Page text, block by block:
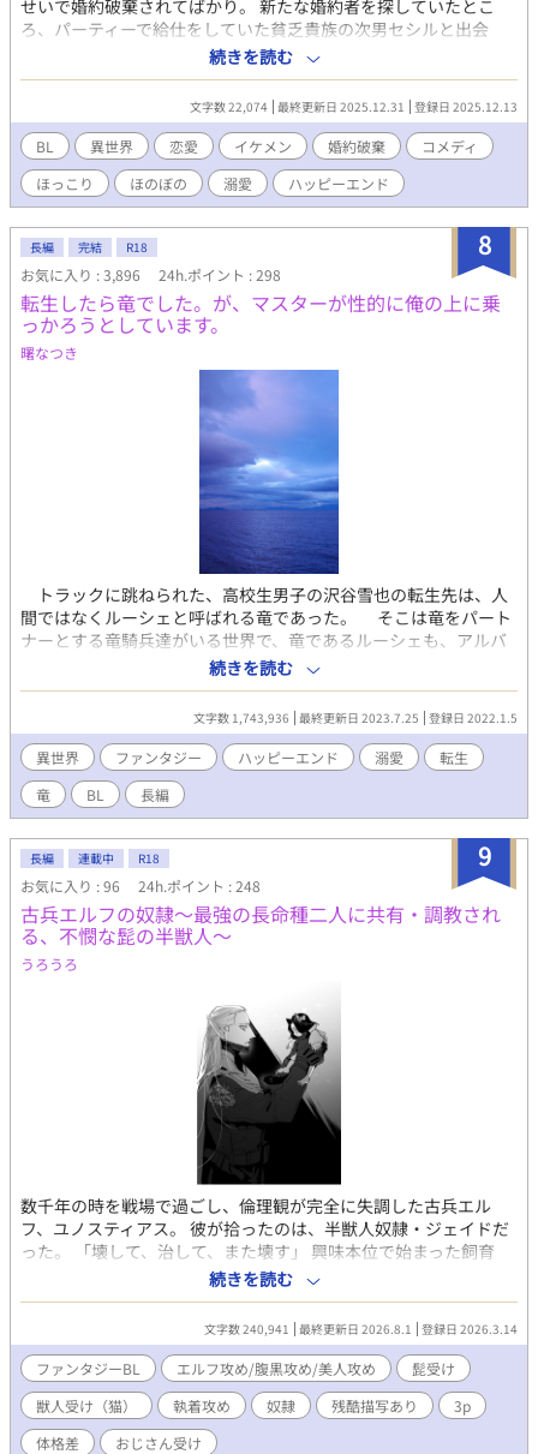
せいで婚約破棄されてばかり。 新たな婚約者を探していたとこ
ろ、パーティーで給仕をしていた貧乏貴族の次男セシルと出会
い、一目惚れしてしまう。 しかし、恋愛偏差値がほぼ０のオーデ
ィスのアプローチは空回りするわ、前婚約者のフランチェスカの
邪魔が入るわとセシルとの距離は縮まったり遠ざかったり…？ 冷
徹だったはずなのに溺愛まっしぐらのオーディスと元気だけどお
っちょこちょいなセシルのドタバタラブコメです。
続きを読む
文字数 22,074 最終更新日 2025.12.31 登録日 2025.12.13
BL 異世界 恋愛 イケメン 婚約破棄
コメディ
ほっこり
ほのぼの 溺愛 ハッピーエンド
8
長編 完結 R18
お気に入り : 3,896 24h.ポイント : 298
転生したら竜でした。が、マスターが性的に俺の上に乗
っかろうとしています。
曙なつき
トラックに跳ねられた、高校生男子の沢谷雪也の転生先は、人
間ではなくルーシェと呼ばれる竜であった。 そこは竜をパート
ナーとする竜騎兵達がいる世界で、竜であるルーシェも、アルバ
ート王子をマスターとした。 これは、アルバート王子とルーシ
ェのまったりほのぼの生活の物語です(シリアスシーンもあり)。相
愛ハッピーエンド。 アルバート(王子である竜騎兵)×ルーシェ
(人化ありの竜。転生者) R18ですが、結ばれるまで先が長い
です。 ※2022年10月に本編は完結済み。以降は外伝を掲載して
います。外伝は、主人公以外の登場人物が、主人公になっている
ものもあります。ご留意ください。 ※外伝には外伝主人公の抱
卵シーンなどがあります。ご注意下さい。
続きを読む
文字数 1,743,936 最終更新日 2023.7.25 登録日 2022.1.5
異世界 ファンタジー ハッピーエンド 溺愛
転生
竜
BL 長編
9
長編 連載中 R18
お気に入り : 96 24h.ポイント : 248
古兵エルフの奴隷～最強の長命種二人に共有・調教され
る、不憫な髭の半獣人～
うろうろ
数千年の時を戦場で過ごし、倫理観が完全に失調した古兵エル
フ、ユノスティアス。 彼が拾ったのは、半獣人奴隷・ジェイドだ
った。 「壊して、治して、また壊す」 興味本位で始まった飼育
は、やがて戦友であるもう一人の古兵エルフのランティスドール
をも巻き込み、歪な共有生活へと変貌していく。 【属性・要素】
・最強エルフ攻め×2 ✕ 髭の半獣人受け ・倫理観ゼロ。調教と執
着と歪んだ溺愛 ・※無理やり、軽微のスカトロ、流血、残酷表現
を含みます。 ・別作『最強の狂紳士冒険者は〜』のスターシステ
ム採用ですが、未読でも全く問題ありません。 ※直接的な性描写
有る回には＊有り。 ※現在まったり更新中 続きが気になる方は、
ぜひ『お気に入り』で生存確認を
続きを読む
文字数 240,941 最終更新日 2026.8.1 登録日 2026.3.14
ファンタジーBL エルフ攻め/腹黒攻め/美人攻め
髭受け
獣人受け（猫）
執着攻め 奴隷 残酷描写あり
3p
体格差
おじさん受け